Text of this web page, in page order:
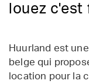
louez c'est
Huurland est
belge qui
location pour la